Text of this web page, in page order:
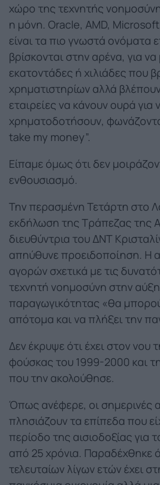
χώρο της τεχνητής
η μόνη. Oracle, AMD,
είναι τα πιο γνωστά ονόματα
βρίσκονται στην αρένα, για
εκατοντάδες ή χιλιάδες που
χρηματιστηρίων αλλά
εταιρείες να κάνουν ουρά για
χρηματοδοτήσουν,
take my money”.
Είπαμε όμως ότι δεν
ενθουσιασμό.
Την περασμένη Τετάρτη στο
εκδήλωση της Τράπεζας της
διευθύντρια του ΔΝΤ
απηύθυνε προειδοποίηση. Η
αγορών σχετικά με τις
τεχνητή νοημοσύνη στην
παραγωγικότητας «θα
απότομα και να πλήξει την
Δεν έκρυψε ότι έχει στον νου
φούσκας του 1999-2000 και
που την ακολούθησε.
Όπως ανέφερε, οι σημερινές
πλησιάζουν τα επίπεδα που
περίοδο της αισιοδοξίας για
από 25 χρόνια. Παραδέχθηκε
τελευταίων λίγων ετών έχει